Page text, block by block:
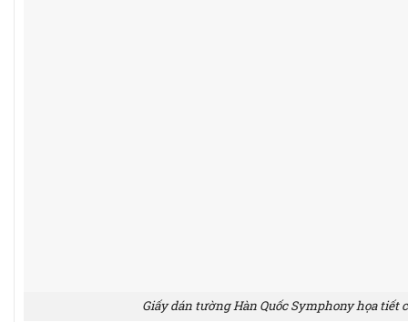
Giấy dán tường Hàn Quốc Symphony họa tiết